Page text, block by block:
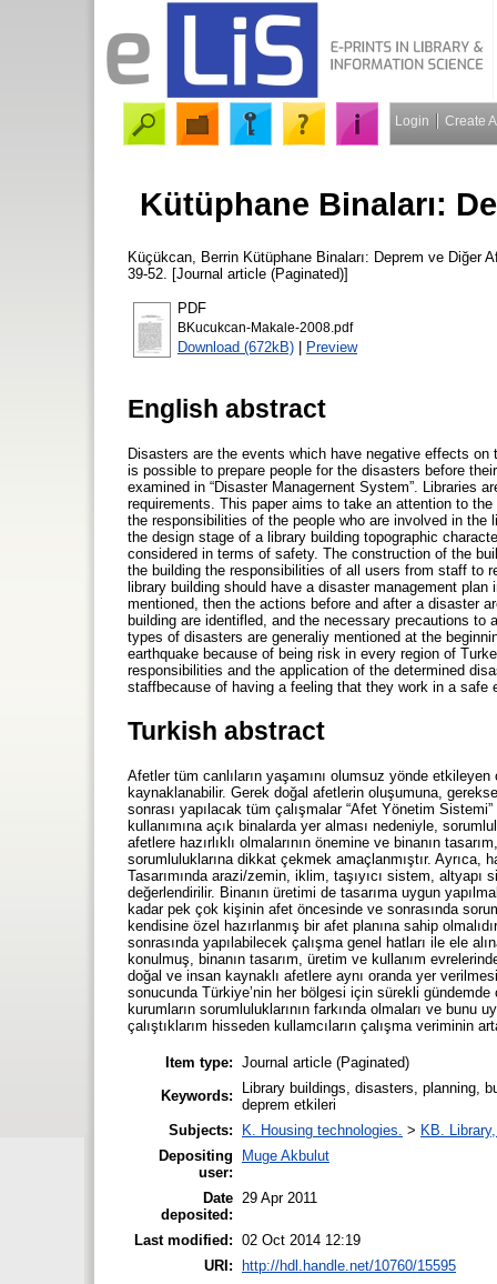
Login Create
Kütüphane Binaları:
Küçükcan, Berrin Kütüphane Binaları: Deprem ve Diğer
39-52. [Journal article (Paginated)]
PDF
BKucukcan-Makale-2008.pdf
Download (672kB) | Preview
English abstract
Disasters are the events which have negative effects
is possible to prepare people for the disasters before
examined in “Disaster Managernent System”. Libraries
requirements. This paper aims to take an attention to
the responsibilities of the people who are involved in
the design stage of a library building topographic
considered in terms of safety. The construction of the
the building the responsibilities of all users from staff to
library building should have a disaster management
mentioned, then the actions before and after a disaster
building are identifled, and the necessary precautions
types of disasters are generaliy mentioned at the
earthquake because of being risk in every region of
responsibilities and the application of the determined
staffbecause of having a feeling that they work in a safe
Turkish abstract
Afetler tüm canlıların yaşamını olumsuz yönde
kaynaklanabilir. Gerek doğal afetlerin oluşumuna,
sonrası yapılacak tüm çalışmalar “Afet Yönetim
kullanımına açık binalarda yer alması nedeniyle,
afetlere hazırlıklı olmalarının önemine ve binanın
sorumluluklarına dikkat çekmek amaçlanmıştır. Ayrıca,
Tasarımında arazi/zemin, iklim, taşıyıcı sistem,
değerlendirilir. Binanın üretimi de tasarıma uygun
kadar pek çok kişinin afet öncesinde ve sonrasında
kendisine özel hazırlanmış bir afet planına sahip
sonrasında yapılabilecek çalışma genel hatları ile ele
konulmuş, binanın tasarım, üretim ve kullanım
doğal ve insan kaynaklı afetlere aynı oranda yer
sonucunda Türkiye’nin her bölgesi için sürekli
kurumların sorumluluklarının farkında olmaları ve
çalıştıklarım hisseden kullamcıların çalışma veriminin
Item type: Journal article (Paginated)
Keywords:
Library buildings, disasters, planning,
deprem etkileri
Subjects:
K. Housing technologies. > KB.
Depositing
user:
Muge Akbulut
Date
deposited:
29 Apr 2011
Last modified: 02 Oct 2014 12:19
URI:
http://hdl.handle.net/10760/15595